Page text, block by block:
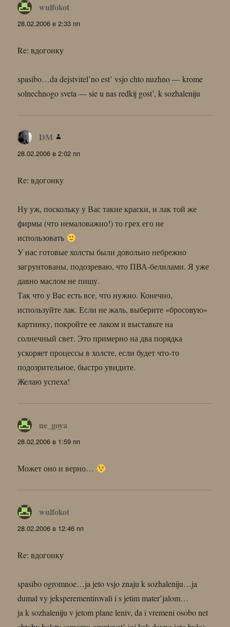
wulfokot
28.02.2006 в 2:33 пп
Re: вдогонку
spasibo…da dejstvitel’no est’ vsjo chto nuzhno — krome
solnechnogo sveta — sie u nas redkij gost’, k sozhaleniju
DM
28.02.2006 в 2:02 пп
Re: вдогонку
Ну уж, поскольку у Вас такие краски, и лак той же
фирмы (что немаловажно!) то грех его не
использовать
У нас готовые холсты были довольно небрежно
загрунтованы, подозреваю, что ПВА-белилами. Я уже
давно маслом не пишу.
Так что у Вас есть все, что нужно. Конечно,
используйте лак. Если не жаль, выберите «бросовую»
картинку, покройте ее лаком и выставьте на
солнечный свет. Это примерно на два порядка
ускоряет процессы в холсте, если будет что-то
подозрительное, быстро увидите.
Желаю успеха!
ne_goya
28.02.2006 в 1:59 пп
Может оно и верно…
wulfokot
28.02.2006 в 12:46 пп
Re: вдогонку
spasibo ogromnoe…ja jeto vsjo znaju k sozhaleniju…ja
dumal vy jeksperementirovali i s jetim mater’jalom…
ja k sozhaleniju v jetom plane leniv, da i vremeni osobo net